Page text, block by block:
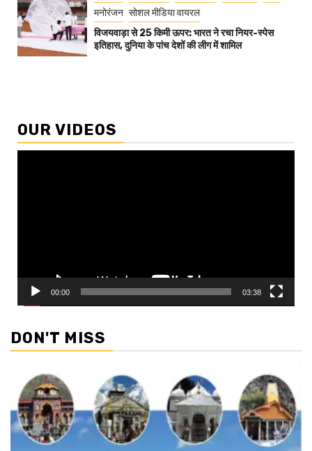
मनोरंजन सोशल मीडिया वायरल
विजयवाड़ा से 25 किमी ऊपर: भारत ने रचा नियर-स्पेस
इतिहास, दुनिया के पांच देशों की लीग में शामिल
OUR VIDEOS
00:00 03:38
DON'T MISS